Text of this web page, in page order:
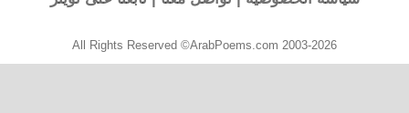
All Rights Reserved ©ArabPoems.com 2003-2026